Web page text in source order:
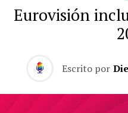
Eurovisión
Escrito por